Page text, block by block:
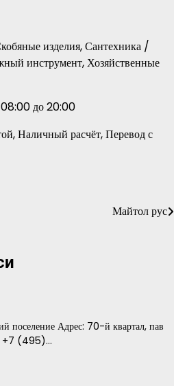
изделия, Сантехника /
инструмент, Хозяйственные
08:00 до 20:00
Наличный расчёт, Перевод с
Майтол рус
поселение Адрес: 70-й квартал, пав
+7 (495)…